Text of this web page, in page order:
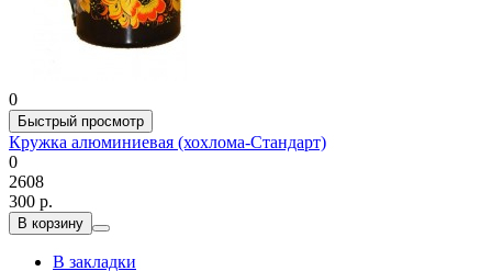
0
Быстрый просмотр
Кружка алюминиевая (хохлома-Стандарт)
0
2608
300 р.
В корзину
В закладки